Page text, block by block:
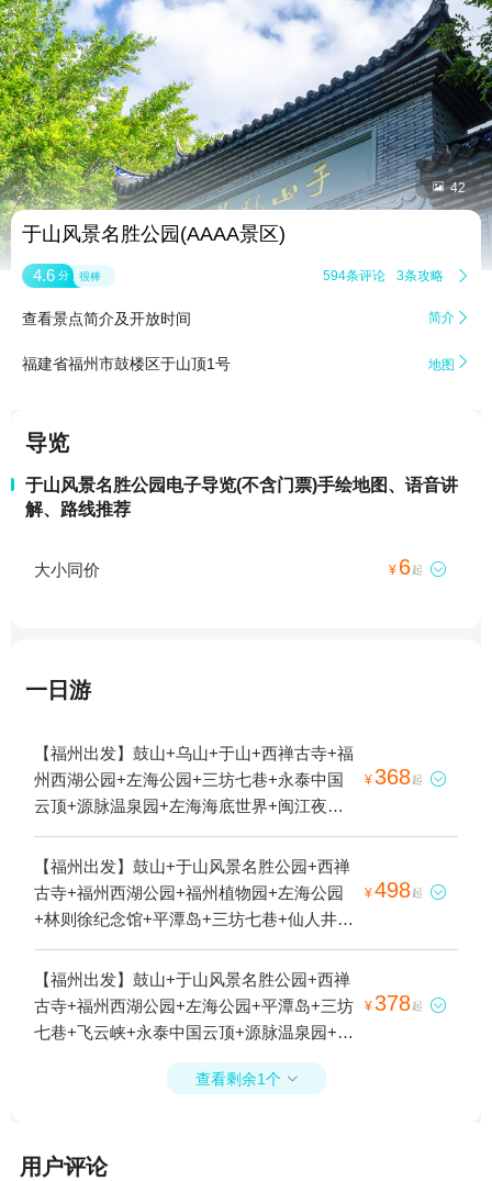
 42
于山风景名胜公园(AAAA景区)
4.6 分 很棒 594条评论 3条攻略 
查看景点简介及开放时间 简介 
福建省福州市鼓楼区于山顶1号 地图 
导览
于山风景名胜公园电子导览(不含门票)手绘地图、语音讲
解、路线推荐
大小同价 ¥ 6起 
一日游
【福州出发】鼓山+乌山+于山+西禅古寺+福
州西湖公园+左海公园+三坊七巷+永泰中国
云顶+源脉温泉园+左海海底世界+闽江夜游
+云顶天池+海西冰川大峡谷+闽越水镇+国潮
金鱼博物馆+上下杭1日游
¥368起 
【福州出发】鼓山+于山风景名胜公园+西禅
古寺+福州西湖公园+福州植物园+左海公园
+林则徐纪念馆+平潭岛+三坊七巷+仙人井
+源脉温泉园+左海海底世界+闽江夜游+海坛
古城+龙凤头海滨浴场+闽江+将军山+北港村
石头厝+猴研岛+平潭森林公园+平潭海峡大
桥+坛南湾海滨浴场+68海里景区+上下杭1日
¥498起 
【福州出发】鼓山+于山风景名胜公园+西禅
古寺+福州西湖公园+左海公园+平潭岛+三坊
七巷+飞云峡+永泰中国云顶+源脉温泉园+左
海海底世界+闽江夜游+明谷行馆·温泉体验
+云顶天池+海西冰川大峡谷+闽越水镇+旗山
¥378起 
查看剩余1个 
用户评论
